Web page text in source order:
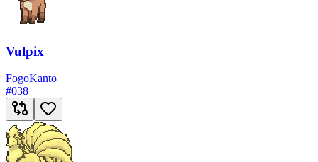
Vulpix
FogoKanto
#038